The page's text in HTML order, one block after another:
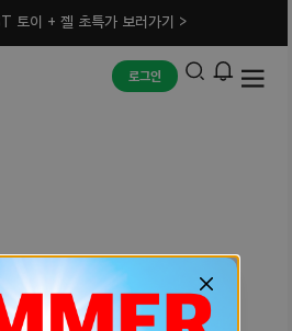
토이 + 젤 초특가 보러가기 >
로그인